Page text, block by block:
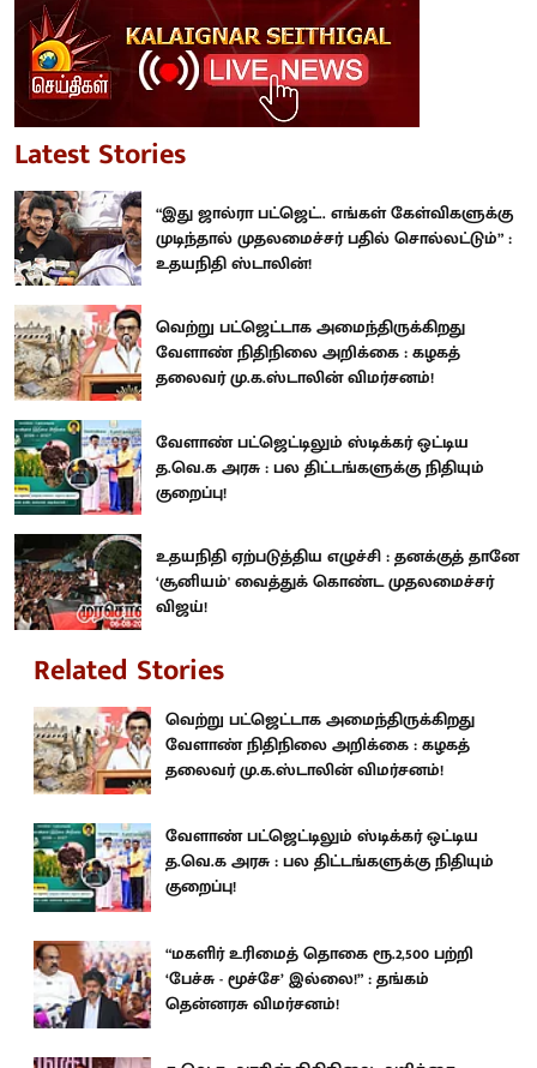
Latest Stories
“இது ஜால்ரா பட்ஜெட்.. எங்கள் கேள்விகளுக்கு
முடிந்தால் முதலமைச்சர் பதில் சொல்லட்டும்” :
உதயநிதி ஸ்டாலின்!
வெற்று பட்ஜெட்டாக அமைந்திருக்கிறது
வேளாண் நிதிநிலை அறிக்கை : கழகத்
தலைவர் மு.க.ஸ்டாலின் விமர்சனம்!
வேளாண் பட்ஜெட்டிலும் ஸ்டிக்கர் ஒட்டிய
த.வெ.க அரசு : பல திட்டங்களுக்கு நிதியும்
குறைப்பு!
உதயநிதி ஏற்படுத்திய எழுச்சி : தனக்குத் தானே
‘சூனியம்' வைத்துக் கொண்ட முதலமைச்சர்
விஜய்!
Related Stories
வெற்று பட்ஜெட்டாக அமைந்திருக்கிறது
வேளாண் நிதிநிலை அறிக்கை : கழகத்
தலைவர் மு.க.ஸ்டாலின் விமர்சனம்!
வேளாண் பட்ஜெட்டிலும் ஸ்டிக்கர் ஒட்டிய
த.வெ.க அரசு : பல திட்டங்களுக்கு நிதியும்
குறைப்பு!
“மகளிர் உரிமைத் தொகை ரூ.2,500 பற்றி
‘பேச்சு - மூச்சே’ இல்லை!” : தங்கம்
தென்னரசு விமர்சனம்!